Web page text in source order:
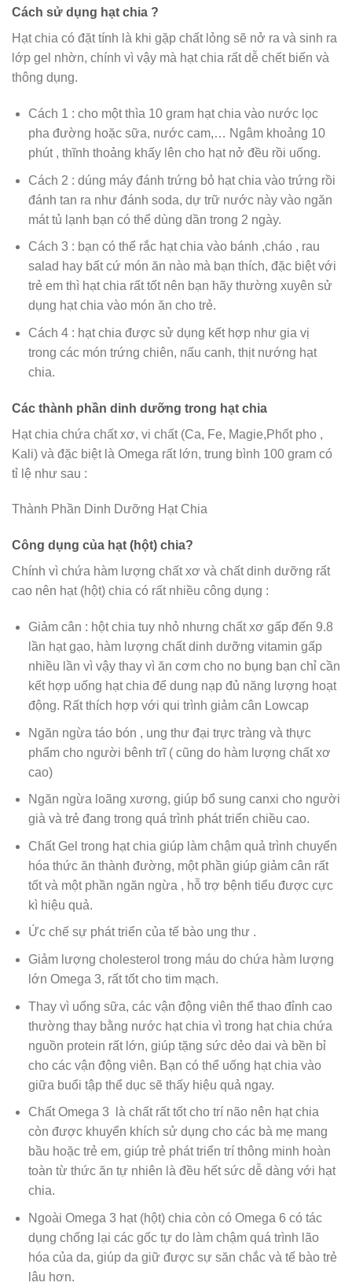
Cách sử dụng hạt chia ?
Hạt chia có đặt tính là khi gặp chất lỏng sẽ nở ra và sinh ra
lớp gel nhờn, chính vì vậy mà hạt chia rất dễ chết biến và
thông dụng.
Cách 1 : cho một thìa 10 gram hạt chia vào nước lọc
pha đường hoặc sữa, nước cam,… Ngâm khoảng 10
phút , thĩnh thoảng khấy lên cho hạt nở đều rồi uống.
Cách 2 : dúng máy đánh trứng bỏ hạt chia vào trứng rồi
đánh tan ra như đánh soda, dự trữ nước này vào ngăn
mát tủ lạnh bạn có thể dùng dần trong 2 ngày.
Cách 3 : bạn có thể rắc hạt chia vào bánh ,cháo , rau
salad hay bất cứ món ăn nào mà bạn thích, đặc biệt với
trẻ em thì hạt chia rất tốt nên bạn hãy thường xuyên sử
dụng hạt chia vào món ăn cho trẻ.
Cách 4 : hạt chia được sử dụng kết hợp như gia vị
trong các món trứng chiên, nấu canh, thịt nướng hạt
chia.
Các thành phần dinh dưỡng trong hạt chia
Hạt chia chứa chất xơ, vi chất (Ca, Fe, Magie,Phốt pho ,
Kali) và đặc biệt là Omega rất lớn, trung bình 100 gram có
tỉ lệ như sau :
Thành Phần Dinh Dưỡng Hạt Chia
Công dụng của hạt (hột) chia?
Chính vì chứa hàm lượng chất xơ và chất dinh dưỡng rất
cao nên hạt (hột) chia có rất nhiều công dụng :
Giảm cân : hột chia tuy nhỏ nhưng chất xơ gấp đến 9.8
lần hạt gạo, hàm lượng chất dinh dưỡng vitamin gấp
nhiều lần vì vậy thay vì ăn cơm cho no bụng bạn chỉ cần
kết hợp uống hạt chia để dung nạp đủ năng lượng hoạt
động. Rất thích hợp với qui trình giảm cân Lowcap
Ngăn ngừa táo bón , ung thư đại trực tràng và thực
phẩm cho người bênh trĩ ( cũng do hàm lượng chất xơ
cao)
Ngăn ngừa loãng xương, giúp bổ sung canxi cho người
già và trẻ đang trong quá trình phát triển chiều cao.
Chất Gel trong hạt chia giúp làm chậm quả trình chuyển
hóa thức ăn thành đường, một phần giúp giảm cân rất
tốt và một phần ngăn ngừa , hỗ trợ bệnh tiểu được cực
kì hiệu quả.
Ức chế sự phát triển của tế bào ung thư .
Giảm lượng cholesterol trong máu do chứa hàm lượng
lớn Omega 3, rất tốt cho tim mạch.
Thay vì uống sữa, các vận động viên thể thao đỉnh cao
thường thay bằng nước hạt chia vì trong hạt chia chứa
nguồn protein rất lớn, giúp tặng sức dẻo dai và bền bỉ
cho các vận động viên. Bạn có thể uống hạt chia vào
giữa buổi tập thể dục sẽ thấy hiệu quả ngay.
Chất Omega 3 là chất rất tốt cho trí não nên hạt chia
còn được khuyển khích sử dụng cho các bà mẹ mang
bầu hoặc trẻ em, giúp trẻ phát triển trí thông minh hoàn
toàn từ thức ăn tự nhiên là đều hết sức dễ dàng với hạt
chia.
Ngoài Omega 3 hạt (hột) chia còn có Omega 6 có tác
dụng chống lại các gốc tự do làm chậm quá trình lão
hóa của da, giúp da giữ được sự săn chắc và tế bào trẻ
lâu hơn.